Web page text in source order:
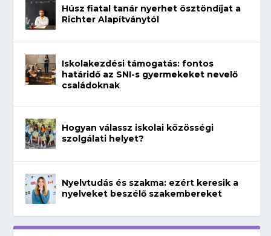
Húsz fiatal tanár nyerhet ösztöndíjat a
Richter Alapítványtól
Iskolakezdési támogatás: fontos
határidő az SNI-s gyermekeket nevelő
családoknak
Hogyan válassz iskolai közösségi
szolgálati helyet?
Nyelvtudás és szakma: ezért keresik a
nyelveket beszélő szakembereket